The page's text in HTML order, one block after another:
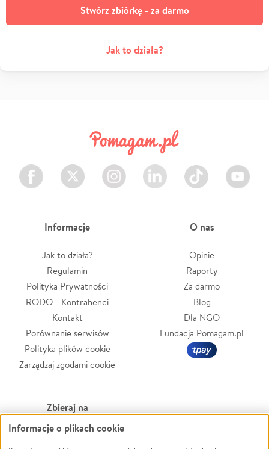
Stwórz zbiórkę - za darmo
Jak to działa?
Facebook Twitter Instagram LinkedIn TikTok Youtube
Informacje
Jak to działa?
Regulamin
Polityka Prywatności
RODO - Kontrahenci
Kontakt
Porównanie serwisów
Polityka plików cookie
Zarządzaj zgodami cookie
O nas
Opinie
Raporty
Za darmo
Blog
Dla NGO
Fundacja Pomagam.pl
Zbieraj na
Leczenie
Informacje o plikach cookie